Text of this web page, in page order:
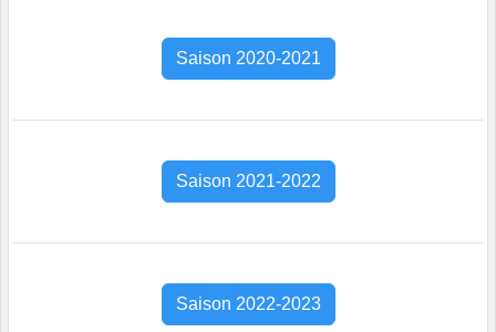
Saison 2020-2021
Saison 2021-2022
Saison 2022-2023